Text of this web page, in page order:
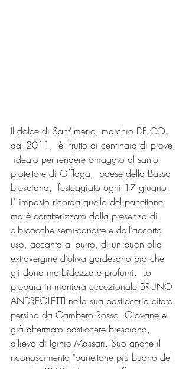
Il dolce di Sant'Imerio, marchio DE.CO.
dal 2011,  è  frutto di centinaia di prove,
ideato per rendere omaggio al santo
protettore di Offlaga,  paese della Bassa
bresciana,  festeggiato ogni 17 giugno.
L' impasto ricorda quello del panettone
ma è caratterizzato dalla presenza di
albicocche semi-candite e dall’accorto
uso, accanto al burro, di un buon olio
extravergine d’oliva gardesano bio che
gli dona morbidezza e profumi.  Lo
prepara in maniera eccezionale BRUNO
ANDREOLETTI nella sua pasticceria citata
persino da Gambero Rosso. Giovane e
già affermato pasticcere bresciano,
allievo di Iginio Massari. Suo anche il
riconoscimento "panettone più buono del